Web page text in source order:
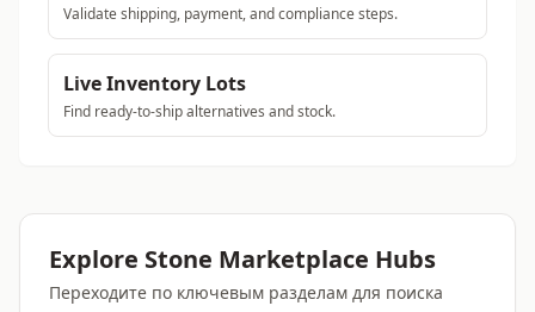
Validate shipping, payment, and compliance steps.
Live Inventory Lots
Find ready-to-ship alternatives and stock.
Explore Stone Marketplace Hubs
Переходите по ключевым разделам для поиска